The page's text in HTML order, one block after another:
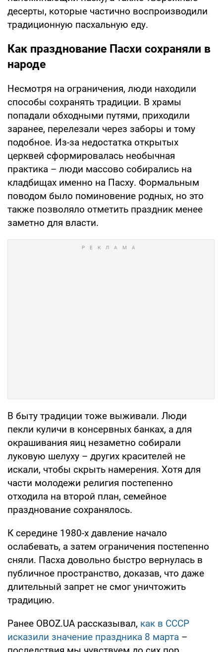
десерты, которые частично воспроизводили
традиционную пасхальную еду.
Как празднование Пасхи сохраняли в
народе
Несмотря на ограничения, люди находили
способы сохранять традиции. В храмы
попадали обходными путями, приходили
заранее, перелезали через заборы и тому
подобное. Из-за недостатка открытых
церквей сформировалась необычная
практика – люди массово собирались на
кладбищах именно на Пасху. Формальным
поводом было поминовение родных, но это
также позволяло отметить праздник менее
заметно для власти.
В быту традиции тоже выживали. Люди
пекли куличи в консервных банках, а для
окрашивания яиц незаметно собирали
луковую шелуху – других красителей не
искали, чтобы скрыть намерения. Хотя для
части молодежи религия постепенно
отходила на второй план, семейное
празднование сохранялось.
К середине 1980-х давление начало
ослабевать, а затем ограничения постепенно
сняли. Пасха довольно быстро вернулась в
публичное пространство, доказав, что даже
длительный запрет не смог уничтожить
традицию.
Ранее OBOZ.UA рассказывал, как в СССР
исказили значение праздника 8 марта –